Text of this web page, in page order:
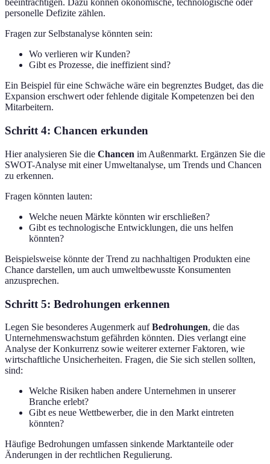
beeinträchtigen. Dazu können ökonomische, technologische oder
personelle Defizite zählen.
Fragen zur Selbstanalyse könnten sein:
Wo verlieren wir Kunden?
Gibt es Prozesse, die ineffizient sind?
Ein Beispiel für eine Schwäche wäre ein begrenztes Budget, das die
Expansion erschwert oder fehlende digitale Kompetenzen bei den
Mitarbeitern.
Schritt 4: Chancen erkunden
Hier analysieren Sie die Chancen im Außenmarkt. Ergänzen Sie die
SWOT-Analyse mit einer Umweltanalyse, um Trends und Chancen
zu erkennen.
Fragen könnten lauten:
Welche neuen Märkte könnten wir erschließen?
Gibt es technologische Entwicklungen, die uns helfen
könnten?
Beispielsweise könnte der Trend zu nachhaltigen Produkten eine
Chance darstellen, um auch umweltbewusste Konsumenten
anzusprechen.
Schritt 5: Bedrohungen erkennen
Legen Sie besonderes Augenmerk aufBedrohungen, die das
Unternehmenswachstum gefährden könnten. Dies verlangt eine
Analyse der Konkurrenz sowie weiterer externer Faktoren, wie
wirtschaftliche Unsicherheiten. Fragen, die Sie sich stellen sollten,
sind:
Welche Risiken haben andere Unternehmen in unserer
Branche erlebt?
Gibt es neue Wettbewerber, die in den Markt eintreten
könnten?
Häufige Bedrohungen umfassen sinkende Marktanteile oder
Änderungen in der rechtlichen Regulierung.